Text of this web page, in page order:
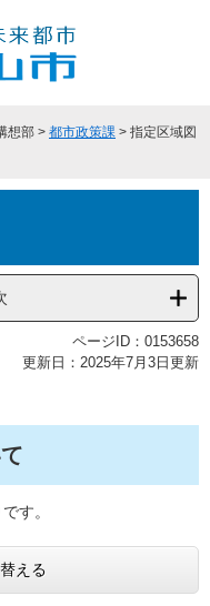
想部 > 都市政策課 > 指定区域図
ページID：0153658
更新日：2025年7月3日更新
す。
える